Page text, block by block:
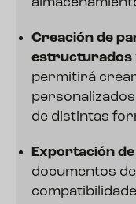
Creación de
estructurados
permitirá
de distintas
Exportación
documentos